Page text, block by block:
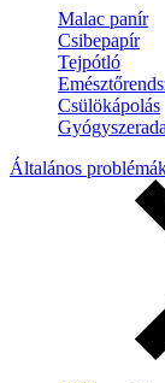
Malac panír
Csibepapír
Tejpótló
Csülökápolás
Általános